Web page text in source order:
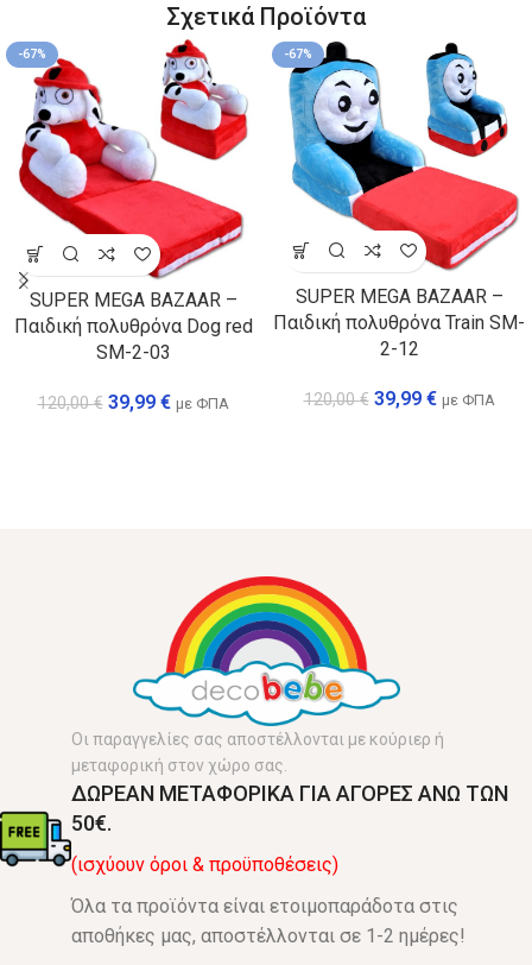
Σχετικά Προϊόντα
-67%
SUPER MEGA BAZAAR –
Παιδική πολυθρόνα Dog red
SM-2-03
120,00€ 39,99 € με ΦΠΑ
-67%
SUPER MEGA BAZAAR –
Παιδική πολυθρόνα Train SM-
2-12
120,00€ 39,99 € με ΦΠΑ
Οι παραγγελίες σας αποστέλλονται με κούριερ ή
μεταφορική στον χώρο σας.
ΔΩΡΕΑΝ ΜΕΤΑΦΟΡΙΚΑ ΓΙΑ ΑΓΟΡΕΣ ΑΝΩ ΤΩΝ
50€.
(ισχύουν όροι & προϋποθέσεις)
Όλα τα προϊόντα είναι ετοιμοπαράδοτα στις
αποθήκες μας, αποστέλλονται σε 1-2 ημέρες!